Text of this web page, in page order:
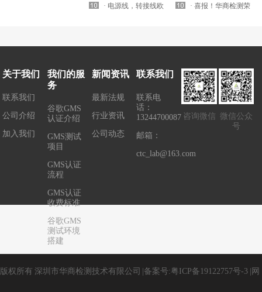
比较便宜?
ANSI/WCMA A 100.
CPC认证要求提供16
· 电源线，转接线欧
可以办理？
申请系列?周期多久？
解，什么是医疗器械
· 喜报！华商检测荣
关于我们
联系我们
公司介绍
加入我们
我们的服
务
谷歌GMS
认证介绍
GMS测试
项目
GMS认证
流程
GMS认证
收费标准
谷歌GMS
测试环境
搭建
新闻资讯
最新法规
行业资讯
公司动态
联系我们
联系电
话：
13244700087
邮箱：
ctc_lab@163.com
咨询微信 微信公众
号
版权所有 深圳市华商检测技术有限公司 备案号: 粤ICP备19122757号-3 网